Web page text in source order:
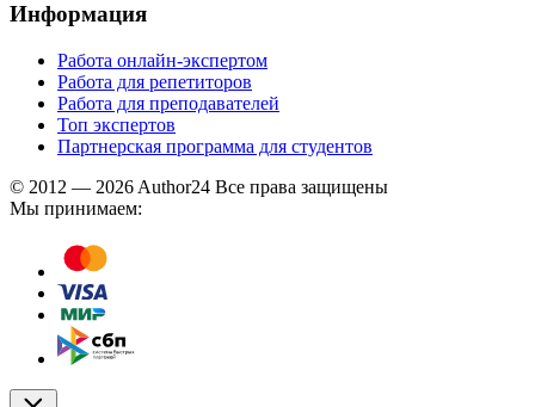
Информация
Работа онлайн-экспертом
Работа для репетиторов
Работа для преподавателей
Топ экспертов
Партнерская программа для студентов
© 2012 — 2026 Author24 Все права защищены
Мы принимаем: